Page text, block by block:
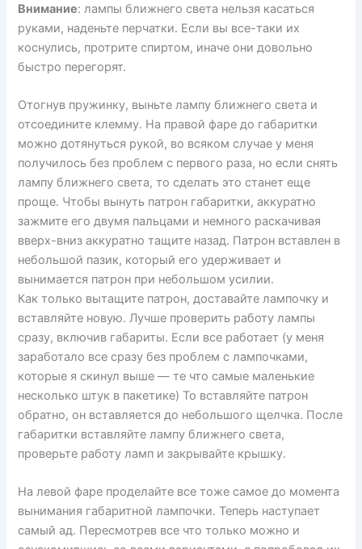
Внимание: лампы ближнего света нельзя касаться
руками, наденьте перчатки. Если вы все-таки их
коснулись, протрите спиртом, иначе они довольно
быстро перегорят.
Отогнув пружинку, выньте лампу ближнего света и
отсоедините клемму. На правой фаре до габаритки
можно дотянуться рукой, во всяком случае у меня
получилось без проблем с первого раза, но если снять
лампу ближнего света, то сделать это станет еще
проще. Чтобы вынуть патрон габаритки, аккуратно
зажмите его двумя пальцами и немного раскачивая
вверх-вниз аккуратно тащите назад. Патрон вставлен в
небольшой пазик, который его удерживает и
вынимается патрон при небольшом усилии.
Как только вытащите патрон, доставайте лампочку и
вставляйте новую. Лучше проверить работу лампы
сразу, включив габариты. Если все работает (у меня
заработало все сразу без проблем с лампочками,
которые я скинул выше — те что самые маленькие
несколько штук в пакетике) То вставляйте патрон
обратно, он вставляется до небольшого щелчка. После
габаритки вставляйте лампу ближнего света,
проверьте работу ламп и закрывайте крышку.
На левой фаре проделайте все тоже самое до момента
вынимания габаритной лампочки. Теперь наступает
самый ад. Пересмотрев все что только можно и